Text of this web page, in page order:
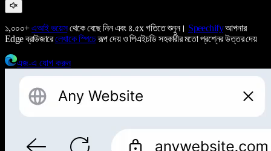
১,০০০+এআই ভয়েসথেকে বেছে নিন এবং ৪.৫x গতিতে শুনুন। Speechifyআপনার
Edge ব্রাউজারেলেখাকে স্পিচেরূপ দেয় ও পিএইচডি সহকারীর মতো প্রশ্নের উত্তর দেয়
এজ-এ যোগ করুন